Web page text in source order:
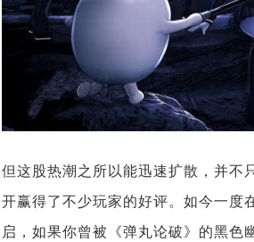
但这股热潮之所以能迅速扩散，并不
开赢得了不少玩家的好评。如今一度
启，如果你曾被《弹丸论破》的黑